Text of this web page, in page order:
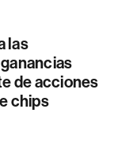
las
de acciones
chips